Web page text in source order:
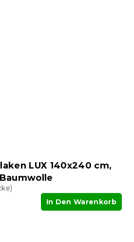
LUX 140x240 cm,
In Den Warenkorb